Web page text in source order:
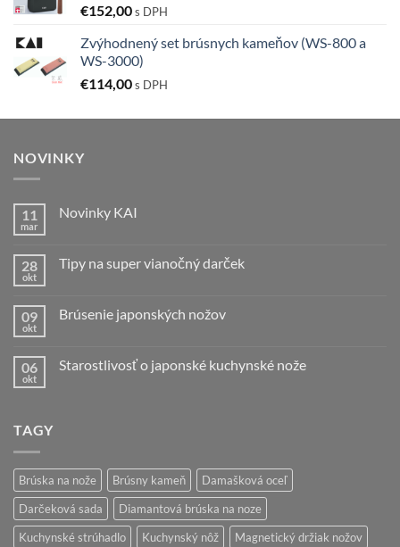
€152,00s DPH
Zvýhodnený set brúsnych kameňov (WS-800 a
WS-3000)
€114,00s DPH
NOVINKY
11
mar
Novinky KAI
Novinky
28
okt
Tipy na super vianočný darček
Tipy
darček
09
okt
Brúsenie japonských nožov
Brúsenie
06
okt
Starostlivosť o japonské kuchynské nože
TAGY
Brúska na nože Brúsny kameň
Damašková oceľ
Darčeková sada
Diamantová brúska na noze
Kuchynské strúhadlo
Kuchynský nôž
Magnetický držiak nožov